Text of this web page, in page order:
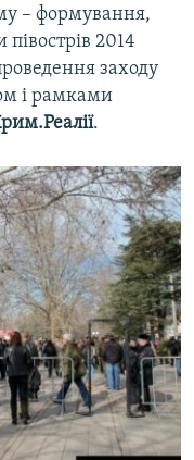
– формування,
півострів 2014
заходу
і рамками
.​